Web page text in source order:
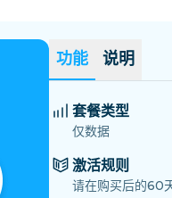
功能 说明
套餐类型
仅数据
激活规则
请在购买后的60